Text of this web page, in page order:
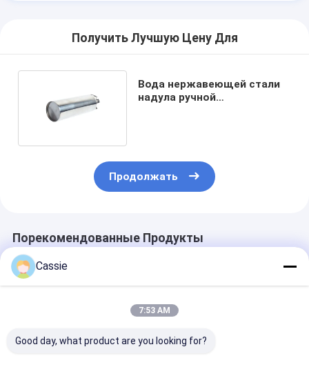
Получить Лучшую Цену Для
Вода нержавеющей стали
надула ручной
Продолжать
Порекомендованные Продукты
Cassie
7:53 AM
Good day, what product are you looking for?